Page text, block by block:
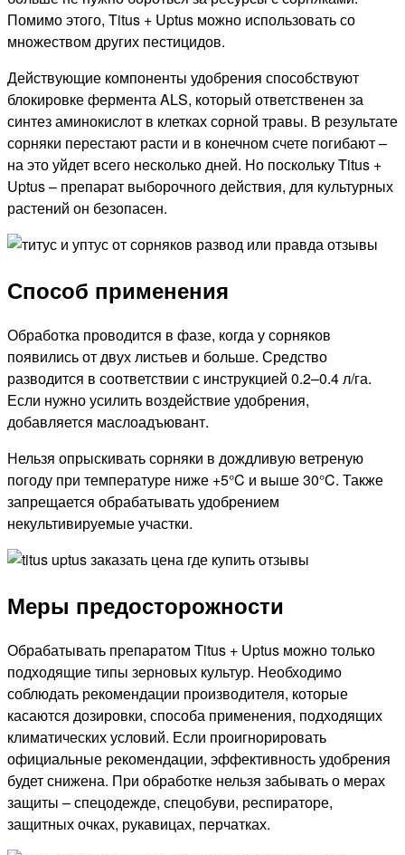
Помимо этого, Titus + Uptus можно использовать со
множеством других пестицидов.
Действующие компоненты удобрения способствуют
блокировке фермента ALS, который ответственен за
синтез аминокислот в клетках сорной травы. В результате
сорняки перестают расти и в конечном счете погибают –
на это уйдет всего несколько дней. Но поскольку Titus +
Uptus – препарат выборочного действия, для культурных
растений он безопасен.
Способ применения
Обработка проводится в фазе, когда у сорняков
появились от двух листьев и больше. Средство
разводится в соответствии с инструкцией 0.2–0.4 л/га.
Если нужно усилить воздействие удобрения,
добавляется маслоадъювант.
Нельзя опрыскивать сорняки в дождливую ветреную
погоду при температуре ниже +5°C и выше 30°C. Также
запрещается обрабатывать удобрением
некультивируемые участки.
Меры предосторожности
Обрабатывать препаратом Titus + Uptus можно только
подходящие типы зерновых культур. Необходимо
соблюдать рекомендации производителя, которые
касаются дозировки, способа применения, подходящих
климатических условий. Если проигнорировать
официальные рекомендации, эффективность удобрения
будет снижена. При обработке нельзя забывать о мерах
защиты – спецодежде, спецобуви, респираторе,
защитных очках, рукавицах, перчатках.